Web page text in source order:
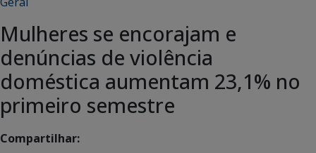
Mulheres se encorajam e
denúncias de violência
doméstica aumentam 23,1% no
primeiro semestre
Compartilhar: